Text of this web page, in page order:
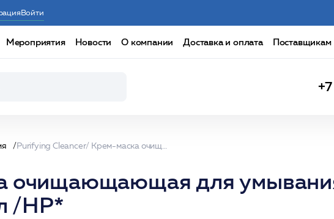
Войти
Мероприятия Новости О компании Доставка и оплата Поставщикам
очищающающая для
/HP*